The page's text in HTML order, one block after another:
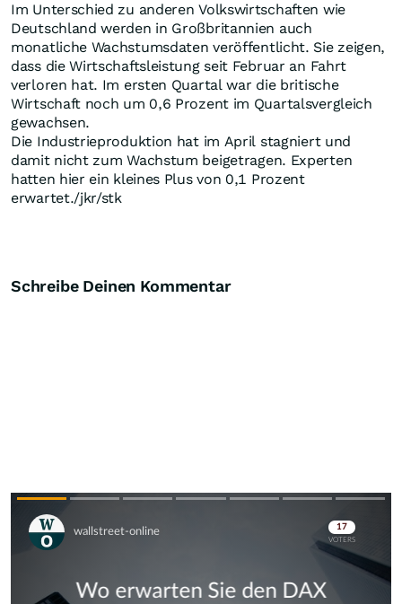
Im Unterschied zu anderen Volkswirtschaften wie
Deutschland werden in Großbritannien auch
monatliche Wachstumsdaten veröffentlicht. Sie zeigen,
dass die Wirtschaftsleistung seit Februar an Fahrt
verloren hat. Im ersten Quartal war die britische
Wirtschaft noch um 0,6 Prozent im Quartalsvergleich
gewachsen.
Die Industrieproduktion hat im April stagniert und
damit nicht zum Wachstum beigetragen. Experten
hatten hier ein kleines Plus von 0,1 Prozent
erwartet./jkr/stk
Schreibe Deinen Kommentar
Skip